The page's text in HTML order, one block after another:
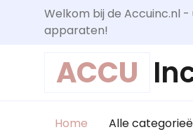
Welkom bij de Accuinc.nl
apparaten!
ACCU
Home Alle